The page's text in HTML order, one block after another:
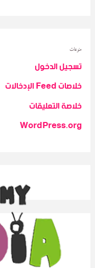
منوعات
تسجيل الدخول
خلاصات Feed الإدخالات
خلاصة التعليقات
WordPress.org